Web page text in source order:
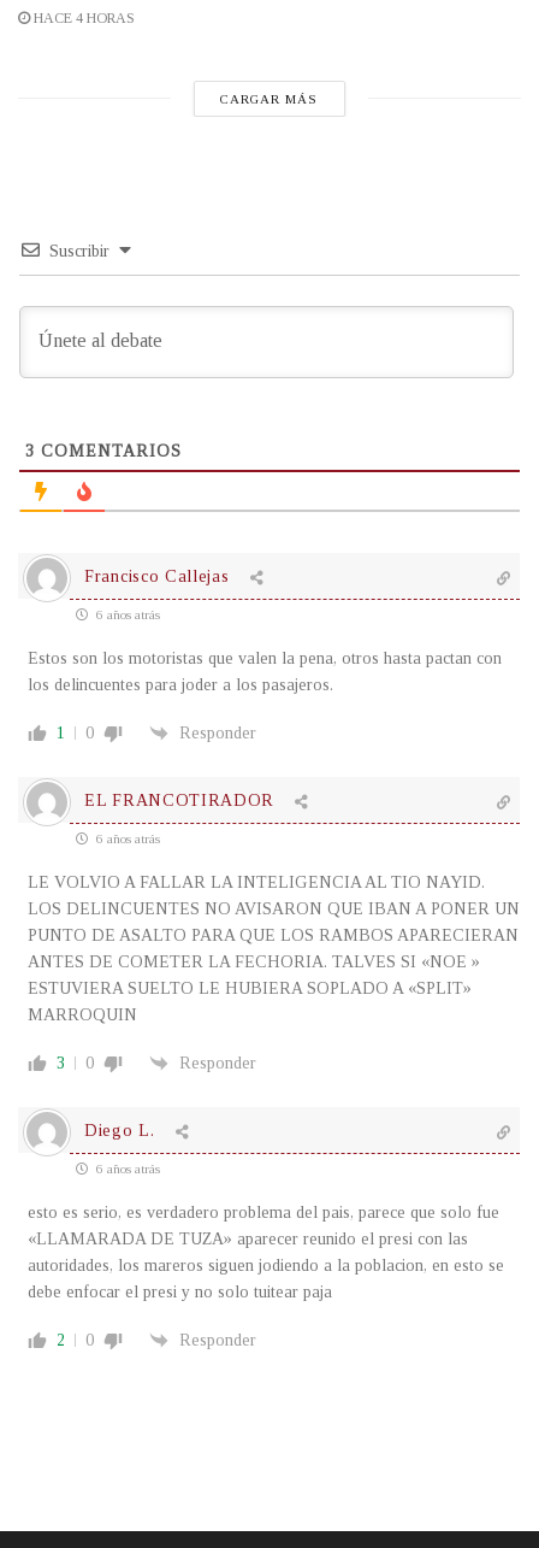
HACE 4 HORAS
CARGAR MÁS
Suscribir
3 COMENTARIOS
Francisco Callejas
6 años atrás
Estos son los motoristas que valen la pena, otros hasta pactan con
los delincuentes para joder a los pasajeros.
1 0 Responder
EL FRANCOTIRADOR
6 años atrás
LE VOLVIO A FALLAR LA INTELIGENCIA AL TIO NAYID.
LOS DELINCUENTES NO AVISARON QUE IBAN A PONER UN
PUNTO DE ASALTO PARA QUE LOS RAMBOS APARECIERAN
ANTES DE COMETER LA FECHORIA. TALVES SI «NOE »
ESTUVIERA SUELTO LE HUBIERA SOPLADO A «SPLIT»
MARROQUIN
3 0 Responder
Diego L.
6 años atrás
esto es serio, es verdadero problema del pais, parece que solo fue
«LLAMARADA DE TUZA» aparecer reunido el presi con las
autoridades, los mareros siguen jodiendo a la poblacion, en esto se
debe enfocar el presi y no solo tuitear paja
2 0 Responder